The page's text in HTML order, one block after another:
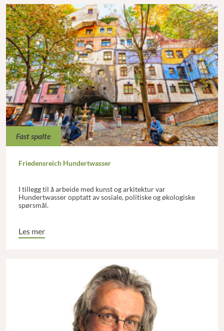
Fast spalte
Friedensreich Hundertwasser
I tillegg til å arbeide med kunst og arkitektur var
Hundertwasser opptatt av sosiale, politiske og økologiske
spørsmål.
Les mer